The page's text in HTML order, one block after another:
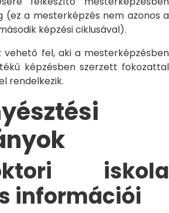
(ez a mesterképzés nem azonos a
képzési ciklusával).
vehető fel, aki a mesterképzésben
képzésben szerzett fokozattal
rendelkezik.
iskola
információi